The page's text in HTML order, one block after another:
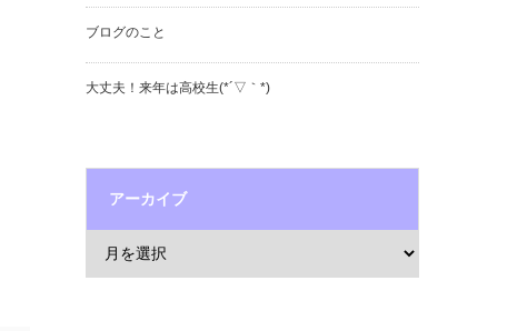
ブログのこと
大丈夫！来年は高校生(*´▽｀*)
アーカイブ